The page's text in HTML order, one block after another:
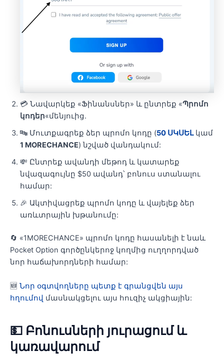
💳 Նավարկեք «Ֆինանսներ» և ընտրեք «Պրոմո
կոդեր«մենյուից.
🔤 Մուտքագրեք ձեր պրոմո կոդը (50 ՍԿՍԵԼկամ
1 MORECHANCE) նշված վանդակում:
💸 Ընտրեք ավանդի մեթոդ և կատարեք
նվազագույնը $50 ավանդ՝ բոնուս ստանալու
համար:
🎉 Ակտիվացրեք պրոմո կոդը և վայելեք ձեր
առևտրային խթանումը:
🔄 «1MORECHANCE» պրոմո կոդը հասանելի է նաև
Pocket Option գործընկերոջ կողմից ուղղորդված
նոր հաճախորդների համար:
🆕 Նոր օգտվողները պետք է գրանցվեն այս
հղումով մասնակցելու այս հուզիչ ակցիային:
💵 Բոնուսների յուրացում և
կառավարում